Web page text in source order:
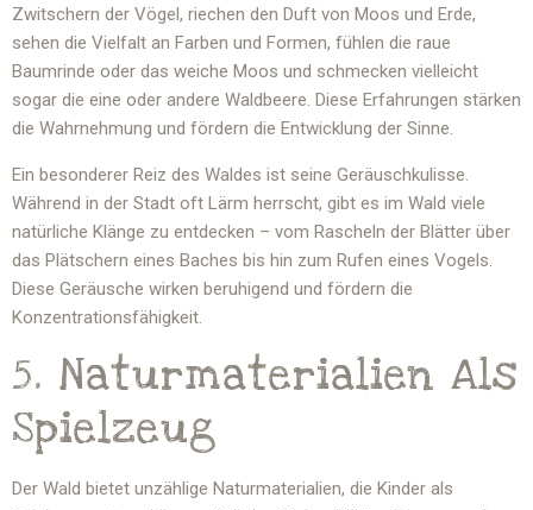
Zwitschern der Vögel, riechen den Duft von Moos und Erde,
sehen die Vielfalt an Farben und Formen, fühlen die raue
Baumrinde oder das weiche Moos und schmecken vielleicht
sogar die eine oder andere Waldbeere. Diese Erfahrungen stärken
die Wahrnehmung und fördern die Entwicklung der Sinne.
Ein besonderer Reiz des Waldes ist seine Geräuschkulisse.
Während in der Stadt oft Lärm herrscht, gibt es im Wald viele
natürliche Klänge zu entdecken – vom Rascheln der Blätter über
das Plätschern eines Baches bis hin zum Rufen eines Vogels.
Diese Geräusche wirken beruhigend und fördern die
Konzentrationsfähigkeit.
5. Naturmaterialien Als
Spielzeug
Der Wald bietet unzählige Naturmaterialien, die Kinder als